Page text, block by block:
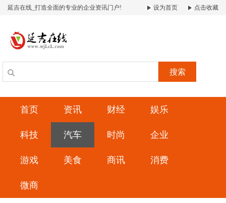
延吉在线_打造全面的专业的企业资讯门户! 设为首页 点击收藏
搜索
首页 资讯 财经 娱乐
科技 汽车 时尚 企业
游戏 美食 商讯 消费
微商